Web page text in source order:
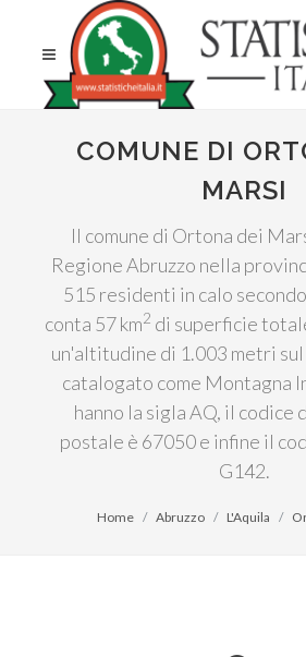
COMUNE DI
MARSI
Il comune di Ortona dei
Regione Abruzzo nella
515 residenti in calo
conta 57 km2 di superficie
un'altitudine di 1.003 metri
catalogato come Montagna
hanno la sigla AQ, il codice
postale è 67050 e infine il
G142.
Home Abruzzo L'Aquila